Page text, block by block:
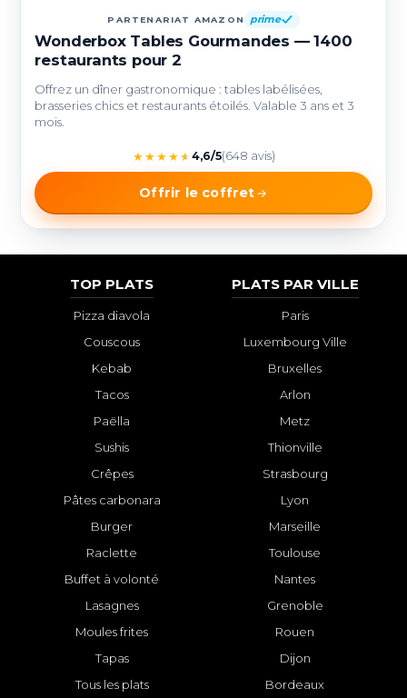
PARTENARIAT AMAZON prime
Wonderbox Tables Gourmandes — 1400
restaurants pour 2
Offrez un dîner gastronomique : tables labélisées,
brasseries chics et restaurants étoilés. Valable 3 ans et 3
mois.
★★★★★ 4,6/5(648 avis)
Offrir le coffret
TOP PLATS
Pizza diavola
Couscous
Kebab
Tacos
Paëlla
Sushis
Crêpes
Pâtes carbonara
Burger
Raclette
Buffet à volonté
Lasagnes
Moules frites
Tapas
Tous les plats
PLATS PAR VILLE
Paris
Luxembourg Ville
Bruxelles
Arlon
Metz
Thionville
Strasbourg
Lyon
Marseille
Toulouse
Nantes
Grenoble
Rouen
Dijon
Bordeaux